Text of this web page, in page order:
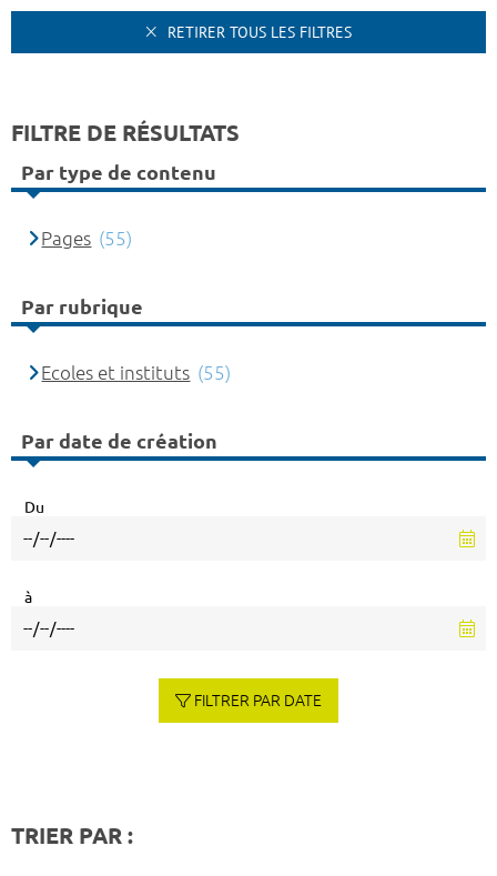
RETIRER TOUS LES FILTRES
FILTRE DE RÉSULTATS
Par type de contenu
Pages (55)
Par rubrique
Ecoles et instituts (55)
Par date de création
Du
à
FILTRER PAR DATE
TRIER PAR :